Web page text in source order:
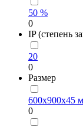
50 %
0
IP (степень
20
0
Размер
600х900х45
0